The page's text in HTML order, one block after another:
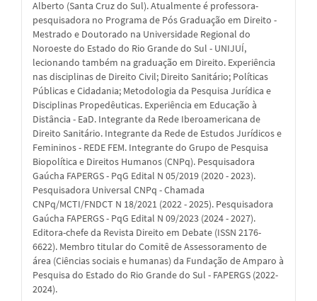
Alberto (Santa Cruz do Sul). Atualmente é professora-
pesquisadora no Programa de Pós Graduação em Direito -
Mestrado e Doutorado na Universidade Regional do
Noroeste do Estado do Rio Grande do Sul - UNIJUÍ,
lecionando também na graduação em Direito. Experiência
nas disciplinas de Direito Civil; Direito Sanitário; Políticas
Públicas e Cidadania; Metodologia da Pesquisa Jurídica e
Disciplinas Propedêuticas. Experiência em Educação à
Distância - EaD. Integrante da Rede Iberoamericana de
Direito Sanitário. Integrante da Rede de Estudos Jurídicos e
Femininos - REDE FEM. Integrante do Grupo de Pesquisa
Biopolítica e Direitos Humanos (CNPq). Pesquisadora
Gaúcha FAPERGS - PqG Edital N 05/2019 (2020 - 2023).
Pesquisadora Universal CNPq - Chamada
CNPq/MCTI/FNDCT N 18/2021 (2022 - 2025). Pesquisadora
Gaúcha FAPERGS - PqG Edital N 09/2023 (2024 - 2027).
Editora-chefe da Revista Direito em Debate (ISSN 2176-
6622). Membro titular do Comitê de Assessoramento de
área (Ciências sociais e humanas) da Fundação de Amparo à
Pesquisa do Estado do Rio Grande do Sul - FAPERGS (2022-
2024).